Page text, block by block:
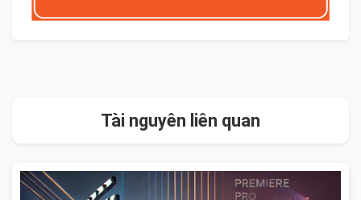
Tài nguyên liên quan